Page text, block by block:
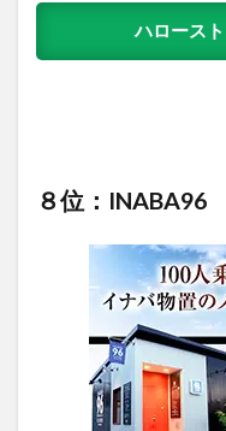
ハロース
８位：